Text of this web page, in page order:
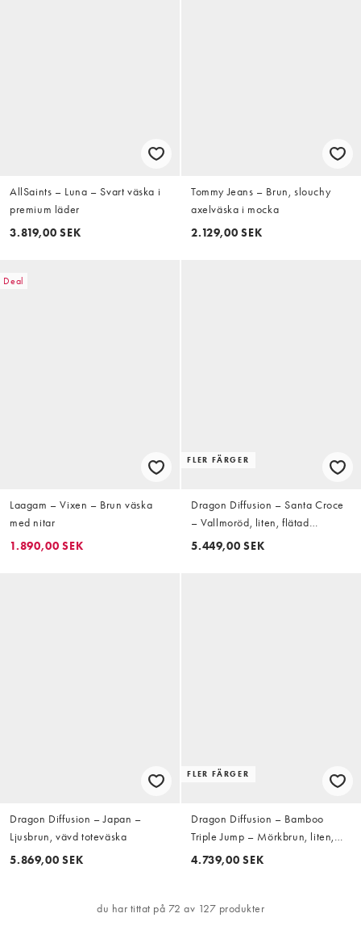
AllSaints – Luna – Svart väska i
premium läder
3.819,00 SEK
Tommy Jeans – Brun, slouchy
axelväska i mocka
2.129,00 SEK
Deal
Laagam – Vixen – Brun väska
med nitar
1.890,00 SEK
FLER FÄRGER
Dragon Diffusion – Santa Croce
– Vallmoröd, liten, flätad
skinnväska
5.449,00 SEK
Dragon Diffusion – Japan –
Ljusbrun, vävd toteväska
5.869,00 SEK
FLER FÄRGER
Dragon Diffusion – Bamboo
Triple Jump – Mörkbrun, liten,
vävd väska i läder
4.739,00 SEK
du har tittat på 72 av 127 produkter